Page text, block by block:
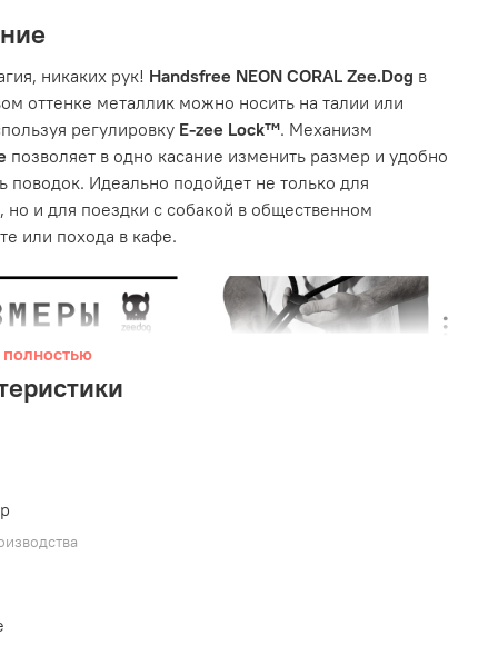
никаких рук! Handsfree NEONCORALZee.Dog в
оттенке металлик можно носить на талии или
регулировку E-zee Lock™. Механизм
позволяет в одно касание изменить размер и удобно
поводок. Идеально подойдет не только для
но и для поездки с собакой в общественном
или похода в кафе.
изготовленный по технологии альпинистского
карабин из цинкового сплава, выдерживают
195 кг. Для длительного срока службы строчку
полностью